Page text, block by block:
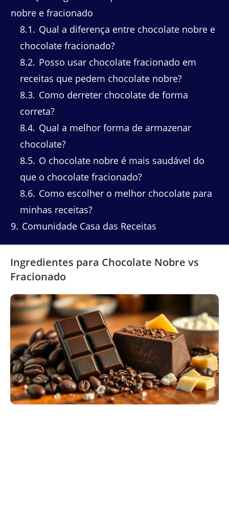
nobre e fracionado
8.1
Qual a diferença entre chocolate nobre e
chocolate fracionado?
8.2 Posso usar chocolate fracionado em
receitas que pedem chocolate nobre?
8.3 Como derreter chocolate de forma
correta?
8.4 Qual a melhor forma de armazenar
chocolate?
8.5 O chocolate nobre é mais saudável do
que o chocolate fracionado?
8.6 Como escolher o melhor chocolate para
minhas receitas?
9 Comunidade Casa das Receitas
Ingredientes para Chocolate Nobre vs
Fracionado